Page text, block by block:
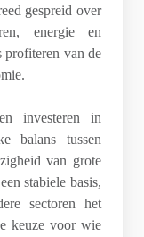
gespreid over
energie en
profiteren van de
investeren in
balans tussen
van grote
stabiele basis,
sectoren het
keuze voor wie